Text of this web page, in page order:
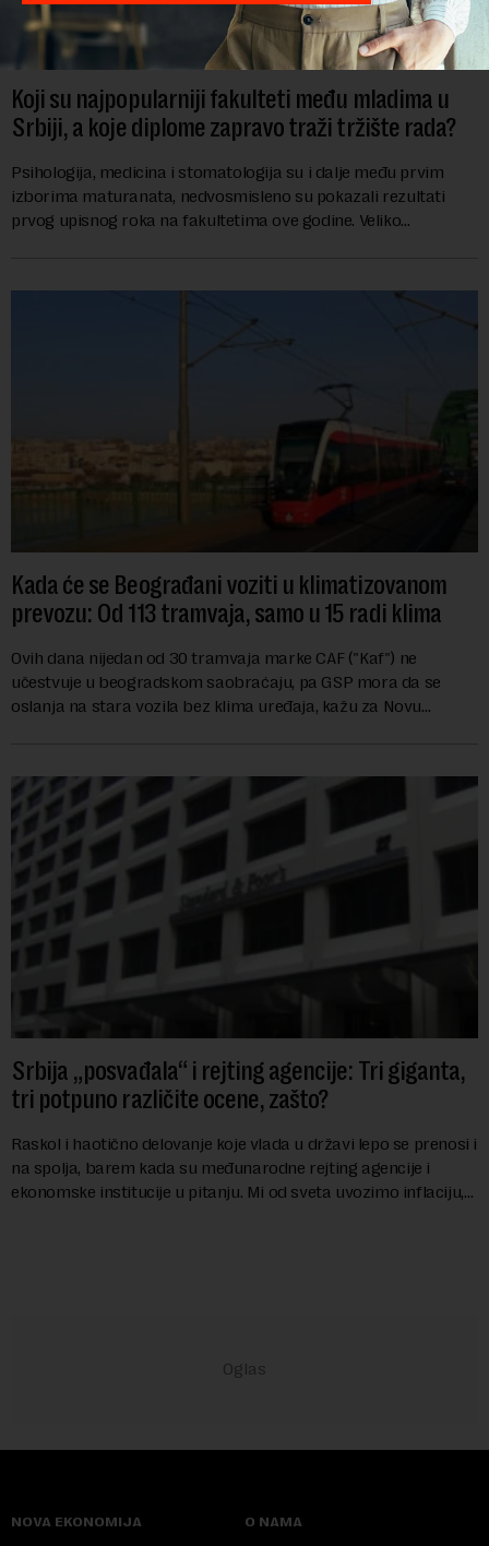
Koji su najpopularniji fakulteti među mladima u
Srbiji, a koje diplome zapravo traži tržište rada?
Psihologija, medicina i stomatologija su i dalje među prvim
izborima maturanata, nedvosmisleno su pokazali rezultati
prvog upisnog roka na fakultetima ove godine. Veliko
Kada će se Beograđani voziti u klimatizovanom
prevozu: Od 113 tramvaja, samo u 15 radi klima
Ovih dana nijedan od 30 tramvaja marke CAF ("Kaf") ne
učestvuje u beogradskom saobraćaju, pa GSP mora da se
oslanja na stara vozila bez klima uređaja, kažu za Novu
Srbija „posvađala“ i rejting agencije: Tri giganta,
tri potpuno različite ocene, zašto?
Raskol i haotično delovanje koje vlada u državi lepo se prenosi i
na spolja, barem kada su međunarodne rejting agencije i
ekonomske institucije u pitanju. Mi od sveta uvozimo inflaciju,
NOVA EKONOMIJA O NAMA